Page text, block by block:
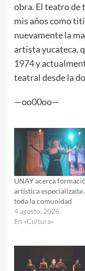
obra. El teatro de
mis años como
nuevamente la
artista yucateca,
1974 y
teatral desde la
—oo00oo—
UNAY acerca
artística especializada
toda la comunidad
4 agosto, 2026
En «Cultura»